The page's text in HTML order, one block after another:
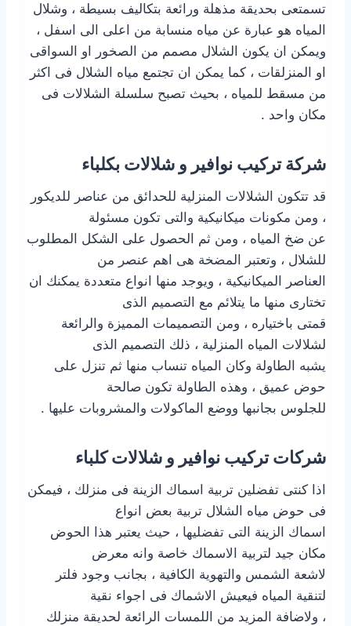
تسمتعى بحديقة مذهلة ورائعة بتكاليف بسيطة ، وشلال
المياه هو عبارة عن مياه منسابة من اعلى الى اسفل ،
ويمكن ان يكون الشلال مصمم من الصخور او السواقى
او المنزلقات ، كما يمكن ان تجتمع مياه الشلال فى اكثر
من مسقط للمياه ، بحيث تصبح سلسلة الشلالات فى
مكان واحد .
شركة تركيب نوافير و شلالات بكلباء
قد تتكون الشلالات المنزلية للحدائق من عناصر للديكور
، ومن مكونات ميكانيكية والتى تكون مسئولة
عن ضخ المياه ، ومن ثم الحصول على الشكل المطلوب
للشلال ، وتعتبر المضخة هى اهم عنصر من
العناصر الميكانيكية ، ويوجد منها انواع متعددة يمكنك ان
تختارى منها ما يتلائم مع التصميم الذى
قمتى باختياره ، ومن التصميمات المميزة والرائعة
لشلالات المياه المنزلية ، ذلك التصميم الذى
يشبه الطاولة وكان المياه تنساب منها ثم تنزل على
حوض عميق ، وهذه الطاولة تكون صالحة
للجلوس بجانبها ووضع الماكولات والمشروبات عليها .
شركات تركيب نوافير و شلالات كلباء
اذا كنتى تفضلين تربية اسماك الزينة فى منزلك ، فيمكن
فى حوض مياه الشلال تربية بعض انواع
اسماك الزينة التى تفضليها ، حيث يعتبر هذا الحوض
مكان جيد لتربية الاسماك خاصة وانه معرض
لاشعة الشمس والتهوية الكافية ، بجانب وجود فلتر
لتنقية المياه فيعيش الاشماك فى اجواء نقية
، ولاضافة المزيد من اللمسات الرائعة لحديقة منزلك